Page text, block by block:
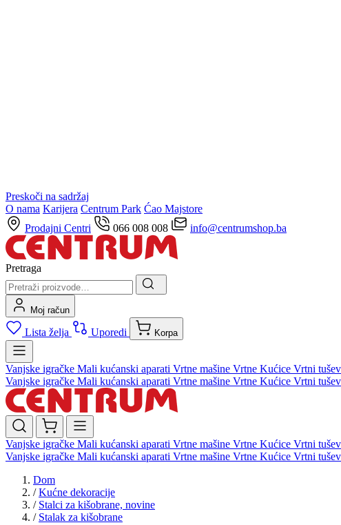
Preskoči na sadržaj
O nama Karijera Centrum Park Ćao Majstore
Prodajni Centri
066 008 008 info@centrumshop.ba
Pretraga
Moj račun
Lista želja Uporedi Korpa
Vanjske igračke Mali kućanski aparati Vrtne mašine Vrtne Kućice Vrtni
Vanjske igračke Mali kućanski aparati Vrtne mašine Vrtne Kućice Vrtni
Vanjske igračke Mali kućanski aparati Vrtne mašine Vrtne Kućice Vrtni
Vanjske igračke Mali kućanski aparati Vrtne mašine Vrtne Kućice Vrtni
Dom
/ Kućne dekoracije
/ Stalci za kišobrane, novine
/ Stalak za kišobrane